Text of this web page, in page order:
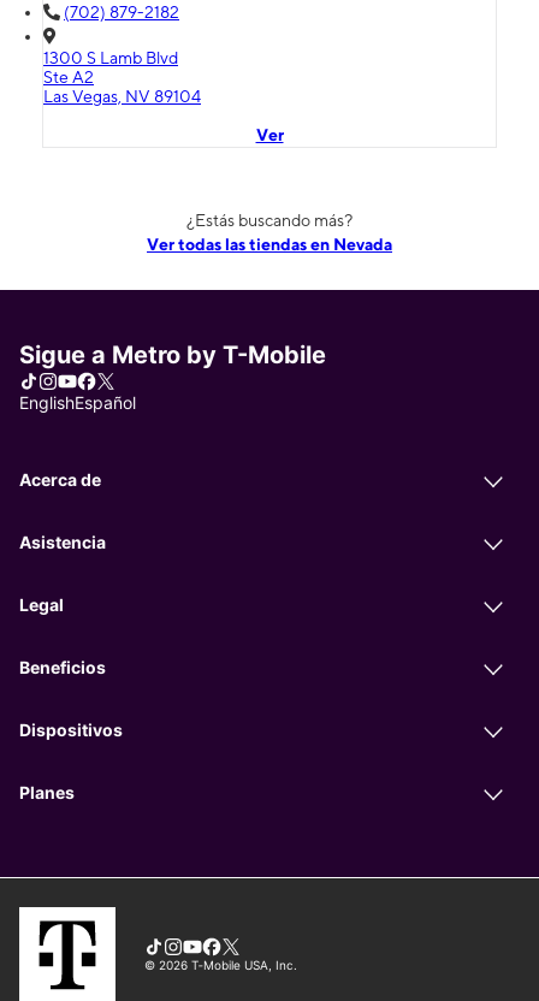
(702) 879-2182
1300 S Lamb Blvd
Ste A2
Las Vegas, NV 89104
Ver
¿Estás buscando más?
Ver todas las tiendas en Nevada